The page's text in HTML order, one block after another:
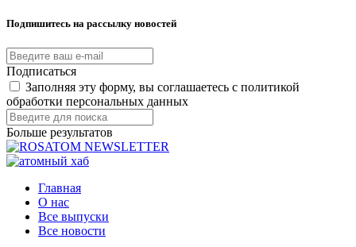
Подпишитесь на рассылку новостей
Подписаться
Заполняя эту форму, вы соглашаетесь с политикой
обработки персональных данных
Больше результатов
Главная
О нас
Все выпуски
Все новости